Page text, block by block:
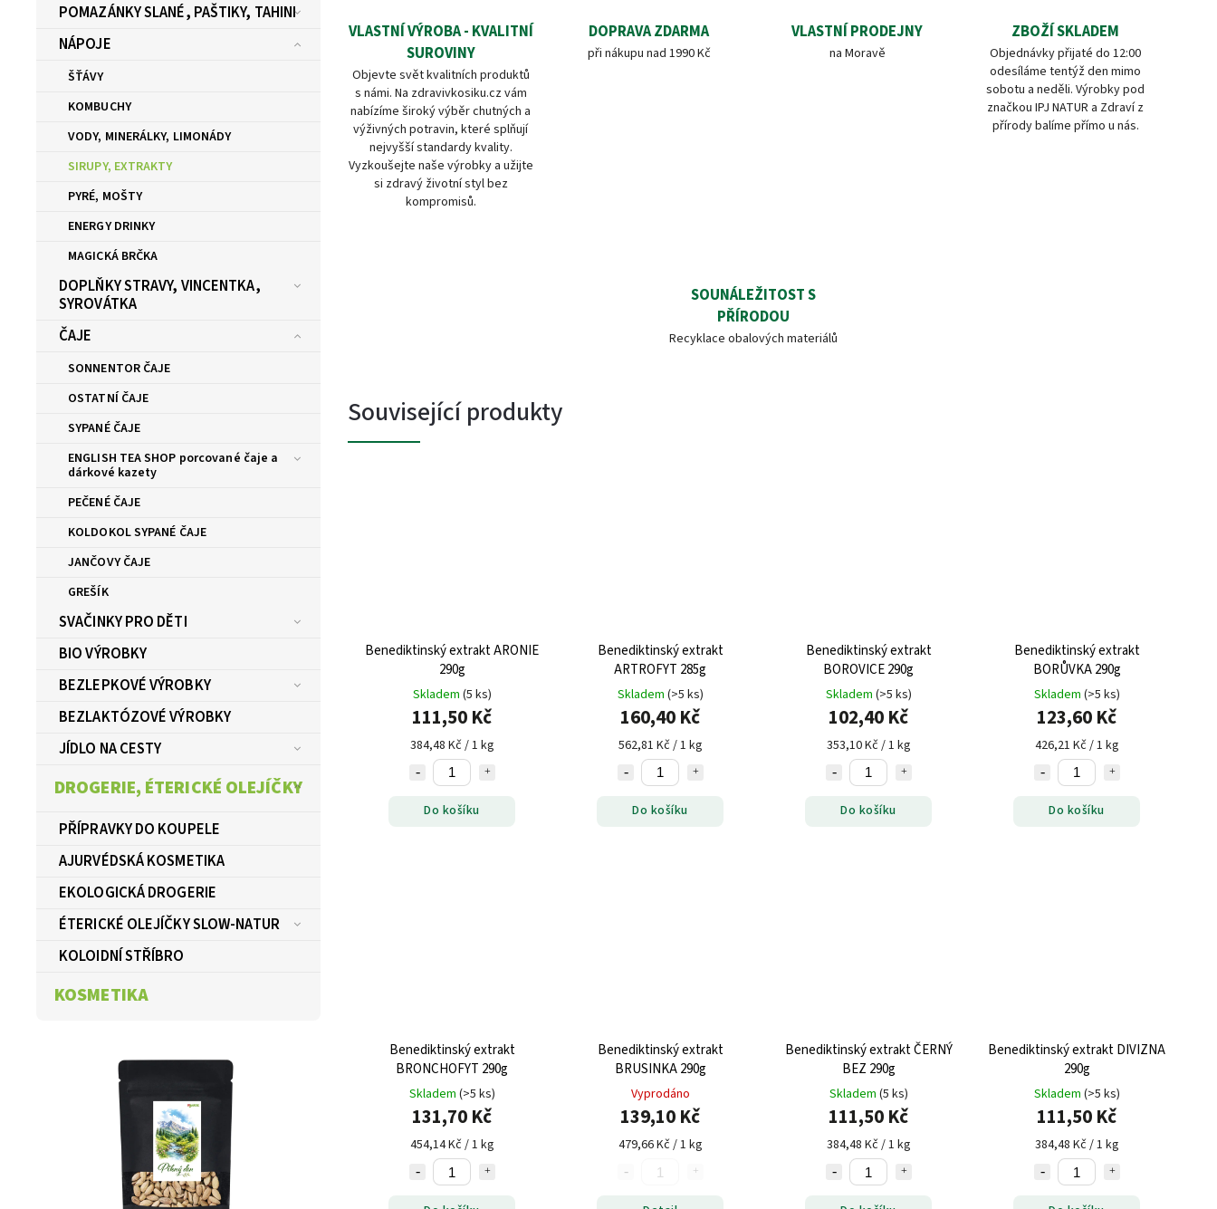
POMAZÁNKY SLANÉ, PAŠTIKY, TAHINI
NÁPOJE
ŠŤÁVY
KOMBUCHY
VODY, MINERÁLKY, LIMONÁDY
SIRUPY, EXTRAKTY
PYRÉ, MOŠTY
ENERGY DRINKY
MAGICKÁ BRČKA
DOPLŇKY STRAVY, VINCENTKA,
SYROVÁTKA
ČAJE
SONNENTOR ČAJE
OSTATNÍ ČAJE
SYPANÉ ČAJE
ENGLISH TEA SHOP porcované čaje a
dárkové kazety
PEČENÉ ČAJE
KOLDOKOL SYPANÉ ČAJE
JANČOVY ČAJE
GREŠÍK
SVAČINKY PRO DĚTI
BIO VÝROBKY
BEZLEPKOVÉ VÝROBKY
BEZLAKTÓZOVÉ VÝROBKY
JÍDLO NA CESTY
DROGERIE, ÉTERICKÉ OLEJÍČKY
PŘÍPRAVKY DO KOUPELE
AJURVÉDSKÁ KOSMETIKA
EKOLOGICKÁ DROGERIE
ÉTERICKÉ OLEJÍČKY SLOW-NATUR
KOLOIDNÍ STŘÍBRO
KOSMETIKA
VLASTNÍ VÝROBA - KVALITNÍ
SUROVINY
Objevte svět kvalitních produktů
s námi. Na zdravivkosiku.cz vám
nabízíme široký výběr chutných a
výživných potravin, které splňují
nejvyšší standardy kvality.
Vyzkoušejte naše výrobky a užijte
si zdravý životní styl bez
kompromisů.
DOPRAVA ZDARMA
při nákupu nad 1990 Kč
VLASTNÍ PRODEJNY
na Moravě
ZBOŽÍ SKLADEM
Objednávky přijaté do 12:00
odesíláme tentýž den mimo
sobotu a neděli. Výrobky pod
značkou IPJ NATUR a Zdraví z
přírody balíme přímo u nás.
SOUNÁLEŽITOST S
PŘÍRODOU
Recyklace obalových materiálů
Související produkty
Benediktinský extrakt ARONIE
290g
Skladem (5 ks)
111,50 Kč
384,48 Kč / 1 kg
Do košíku
Benediktinský extrakt
ARTROFYT 285g
Skladem (>5 ks)
160,40 Kč
562,81 Kč / 1 kg
Do košíku
Benediktinský extrakt
BOROVICE 290g
Skladem (>5 ks)
102,40 Kč
353,10 Kč / 1 kg
Do košíku
Benediktinský extrakt
BORŮVKA 290g
Skladem (>5 ks)
123,60 Kč
426,21 Kč / 1 kg
Do košíku
Benediktinský extrakt
BRONCHOFYT 290g
Skladem (>5 ks)
131,70 Kč
454,14 Kč / 1 kg
Benediktinský extrakt
BRUSINKA 290g
Vyprodáno
139,10 Kč
479,66 Kč / 1 kg
Benediktinský extrakt ČERNÝ
BEZ 290g
Skladem (5 ks)
111,50 Kč
384,48 Kč / 1 kg
Benediktinský extrakt DIVIZNA
290g
Skladem (>5 ks)
111,50 Kč
384,48 Kč / 1 kg